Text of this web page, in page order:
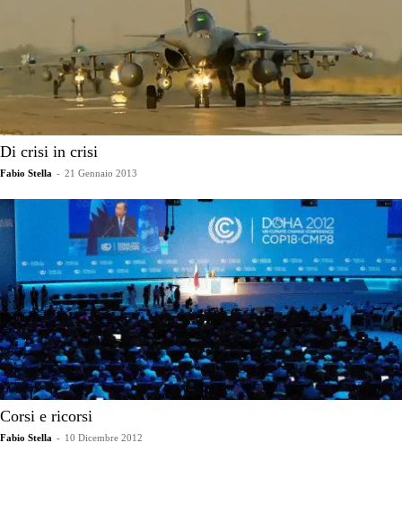
Di crisi in crisi
Fabio Stella - 21 Gennaio 2013
Corsi e ricorsi
Fabio Stella - 10 Dicembre 2012